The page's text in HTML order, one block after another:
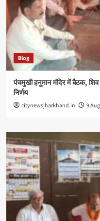
Blog
पंचमुखी हनुमान मंदिर में बैठक, शिव
निर्णय
citynewsjharkhand.in 9